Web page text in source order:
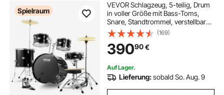
Spielraum
VEVOR Schlagzeug, 5-teilig, Drum
in voller Größe mit Bass-Toms,
Snare, Standtrommel, verstellbaren
Thronständern, Becken, Hi-Hat-
Pedal und Drumsticks, Anfänger-
Schlagzeug für Erwachsene,
schwarz
(169)
39090€
Auf Lager.
Lieferung:sobald So. Aug. 9